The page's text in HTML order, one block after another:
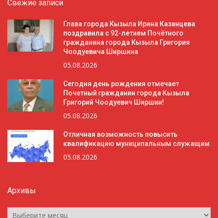
Свежие записи
Глава города Кызыла Ирина Казанцева
поздравила с 92-летием Почётного
гражданина города Кызыла Григория
Чоодуевича Ширшина
05.08.2026
Сегодня день рождения отмечает
Почетный гражданин города Кызыла
Григорий Чоодуевич Ширшин!
05.08.2026
Отличная возможность повысить
квалификацию муниципальным служащим
05.08.2026
Архивы
Архивы